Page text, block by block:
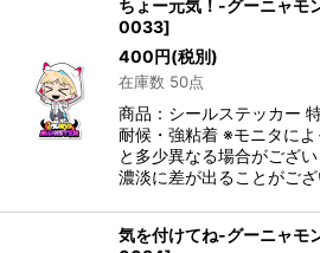
ちょー元気！-グーニャモ
0033]
400円(税別)
在庫数 50点
商品：シールステッカー
耐候・強粘着 ※モニタに
と多少異なる場合がござ
濃淡に差が出ることがござ
気を付けてね-グーニャモ